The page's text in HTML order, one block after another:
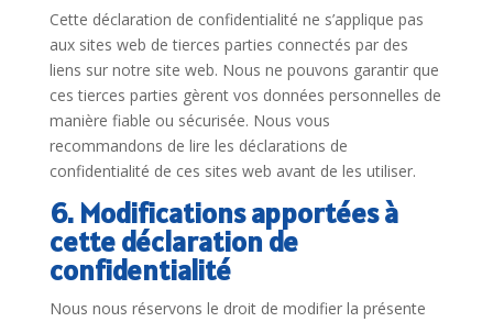
Cette déclaration de confidentialité ne s’applique pas
aux sites web de tierces parties connectés par des
liens sur notre site web. Nous ne pouvons garantir que
ces tierces parties gèrent vos données personnelles de
manière fiable ou sécurisée. Nous vous
recommandons de lire les déclarations de
confidentialité de ces sites web avant de les utiliser.
6. Modifications apportées à
cette déclaration de
confidentialité
Nous nous réservons le droit de modifier la présente